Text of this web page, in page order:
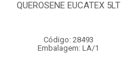
QUEROSENE EUCATEX 5LT
Código: 28493
Embalagem: LA/1